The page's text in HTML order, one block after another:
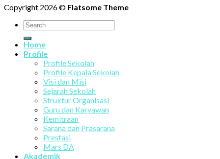
Copyright 2026 © Flatsome Theme
Home
Profile
Profile Sekolah
Profile Kepala Sekolah
Visi dan Misi
Sejarah Sekolah
Struktur Organisasi
Guru dan Karyawan
Kemitraan
Sarana dan Prasarana
Prestasi
Mars DA
Akademik